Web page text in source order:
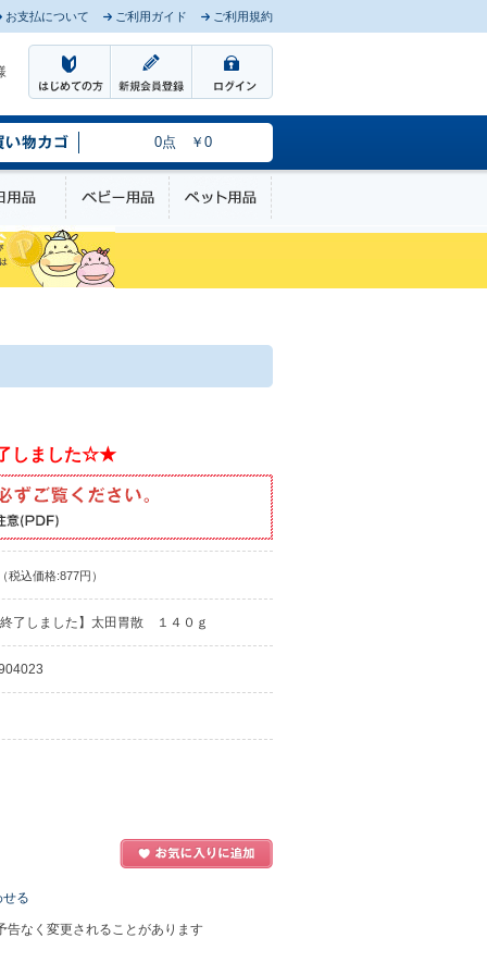
お支払について ご利用ガイド ご利用規約
0点 ￥0
ア 日用品 ベビー用品 ペット用品
しました☆★
（税込価格:877円）
終了しました】太田胃散 １４０ｇ
る
なく変更されることがあります